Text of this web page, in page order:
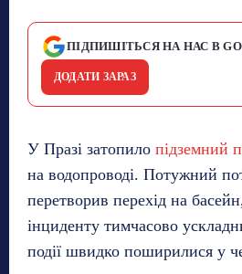
ПІДПИШІТЬСЯ НА НАС В
ДОДАТИ ЗАРАЗ
У Празі затопило підземний
на водопроводі. Потужний
перетворив перехід на
інциденту тимчасово
події швидко поширилися у